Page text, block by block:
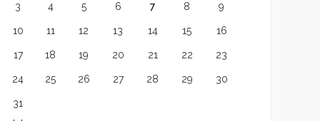
3 4 5 6 7 8 9
10 11 12 13 14 15 16
17 18 19 20 21 22 23
24 25 26 27 28 29 30
31